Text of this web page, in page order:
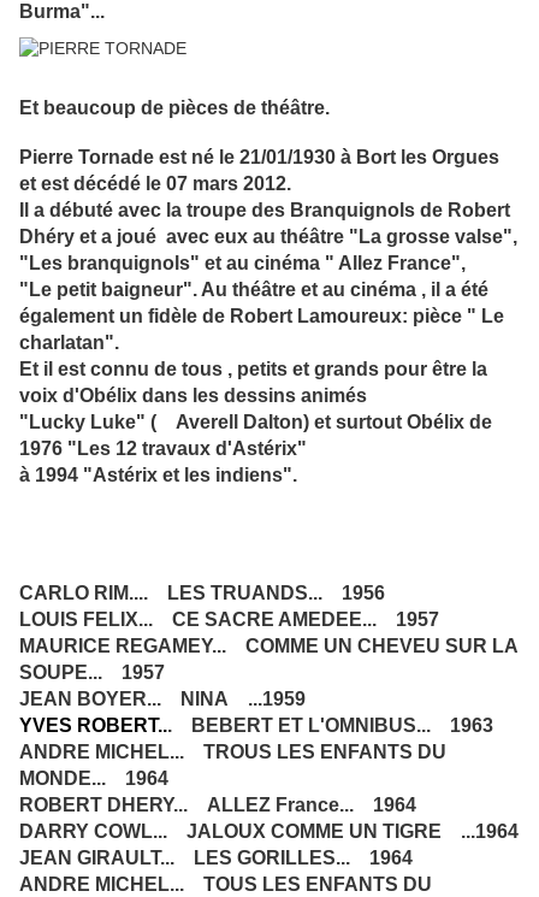
Burma"...
Et beaucoup de pièces de théâtre.
Pierre Tornade est né le 21/01/1930 à Bort les Orgues
et est décédé le 07 mars 2012.
Il a débuté avec la troupe des Branquignols de Robert
Dhéry et a joué avec eux au théâtre "La grosse valse",
"Les branquignols" et au cinéma " Allez France",
"Le petit baigneur". Au théâtre et au cinéma , il a été
également un fidèle de Robert Lamoureux: pièce " Le
charlatan".
Et il est connu de tous , petits et grands pour être la
voix d'Obélix dans les dessins animés
"Lucky Luke" ( Averell Dalton) et surtout Obélix de
1976 "Les 12 travaux d'Astérix"
à 1994 "Astérix et les indiens".
CARLO RIM.... LES TRUANDS... 1956
LOUIS FELIX... CE SACRE AMEDEE... 1957
MAURICE REGAMEY... COMME UN CHEVEU SUR LA
SOUPE... 1957
JEAN BOYER... NINA ...1959
YVES ROBERT... BEBERT ET L'OMNIBUS... 1963
ANDRE MICHEL... TROUS LES ENFANTS DU
MONDE... 1964
ROBERT DHERY... ALLEZ France... 1964
DARRY COWL... JALOUX COMME UN TIGRE ...1964
JEAN GIRAULT... LES GORILLES... 1964
ANDRE MICHEL... TOUS LES ENFANTS DU